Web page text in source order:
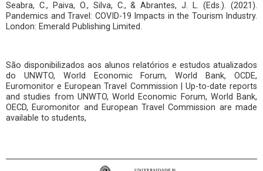
Seabra, C., Paiva, O., Silva, C., & Abrantes, J. L. (Eds.). (2021).
Pandemics and Travel: COVID-19 Impacts in the Tourism Industry.
London: Emerald Publishing Limited.
São disponibilizados aos alunos relatórios e estudos atualizados
do UNWTO, World Economic Forum, World Bank, OCDE,
Euromonitor e European Travel Commission | Up-to-date reports
and studies from UNWTO, World Economic Forum, World Bank,
OECD, Euromonitor and European Travel Commission are made
available to students,